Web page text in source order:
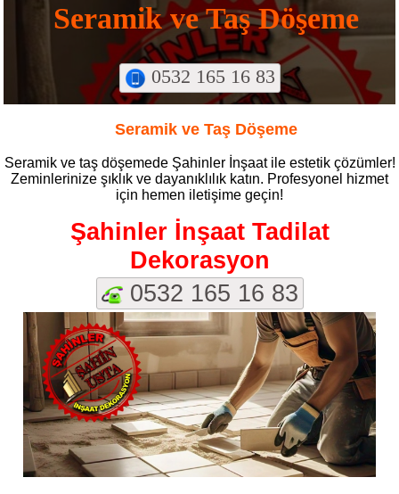
Seramik ve Taş Döşeme
0532 165 16 83
Seramik ve Taş Döşeme
Seramik ve taş döşemede Şahinler İnşaat ile estetik çözümler!
Zeminlerinize şıklık ve dayanıklılık katın. Profesyonel hizmet
için hemen iletişime geçin!
Şahinler İnşaat Tadilat
Dekorasyon
0532 165 16 83